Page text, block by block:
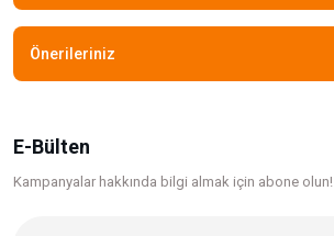
Önerileriniz
E-Bülten
Kampanyalar hakkında bilgi almak için abone olun!